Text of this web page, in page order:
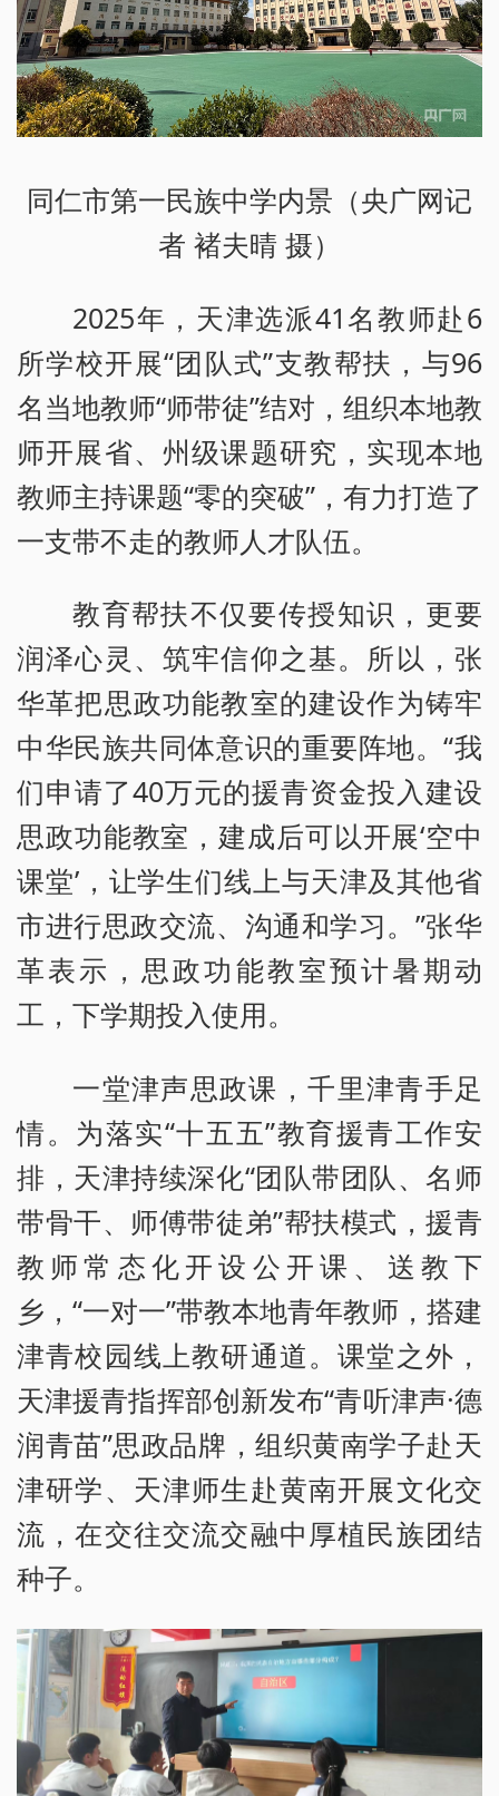
同仁市第一民族中学内景（央广网记
者 褚夫晴 摄）
2025年，天津选派41名教师赴6
所学校开展“团队式”支教帮扶，与96
名当地教师“师带徒”结对，组织本地教
师开展省、州级课题研究，实现本地
教师主持课题“零的突破”，有力打造了
一支带不走的教师人才队伍。
教育帮扶不仅要传授知识，更要
润泽心灵、筑牢信仰之基。所以，张
华革把思政功能教室的建设作为铸牢
中华民族共同体意识的重要阵地。“我
们申请了40万元的援青资金投入建设
思政功能教室，建成后可以开展‘空中
课堂’，让学生们线上与天津及其他省
市进行思政交流、沟通和学习。”张华
革表示，思政功能教室预计暑期动
工，下学期投入使用。
一堂津声思政课，千里津青手足
情。为落实“十五五”教育援青工作安
排，天津持续深化“团队带团队、名师
带骨干、师傅带徒弟”帮扶模式，援青
教师常态化开设公开课、送教下
乡，“一对一”带教本地青年教师，搭建
津青校园线上教研通道。课堂之外，
天津援青指挥部创新发布“青听津声·德
润青苗”思政品牌，组织黄南学子赴天
津研学、天津师生赴黄南开展文化交
流，在交往交流交融中厚植民族团结
种子。